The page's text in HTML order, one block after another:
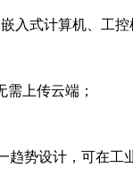
入式计算机、工控
上传云端；
趋势设计，可在工